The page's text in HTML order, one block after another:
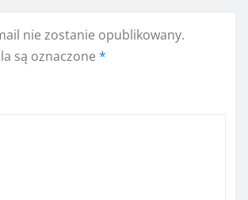
nie zostanie opublikowany.
są oznaczone *